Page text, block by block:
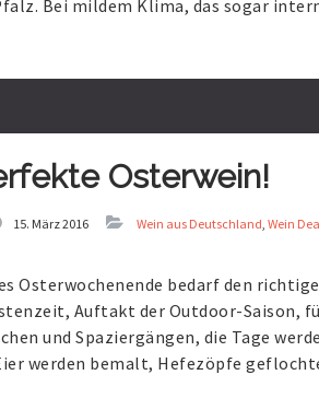
Bei mildem Klima, das sogar
Osterwein!
15. März 2016 Wein aus Deutschland, Wein
Osterwochenende bedarf den
Auftakt der Outdoor-Saison,
und Spaziergängen, die Tage
werden bemalt, Hefezöpfe